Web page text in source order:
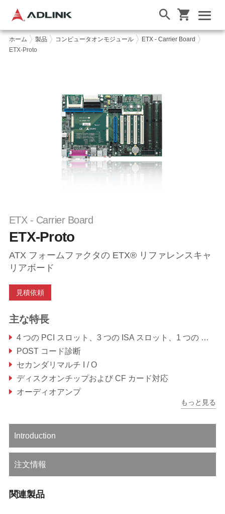
ホーム 製品 コンピュータオンモジュール
ETX - Carrier Board
ETX-Proto
ETX - Carrier Board
ETX-Proto
ATX フォームファクタの ETX® リファレンスキャ
リアボード
見積依頼
主な特長
4 つの PCI スロット、3 つの ISA スロット、1 つの Mini PCI スロット
POST コード診断
セカンダリマルチ I / O
ディスクオンチップおよび CF カード対応
オーディオアンプ
もっと見る
Introduction
注文情報
関連製品